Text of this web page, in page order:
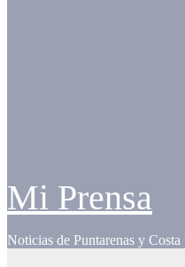
Mi Prensa
Noticias de Puntarenas y Costa